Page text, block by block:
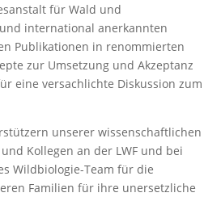
für Wald und
international anerkannten
Publikationen in renommierten
zur Umsetzung und Akzeptanz
eine versachlichte Diskussion zum
unserer wissenschaftlichen
Kollegen an der LWF und bei
Wildbiologie-Team für die
Familien für ihre unersetzliche